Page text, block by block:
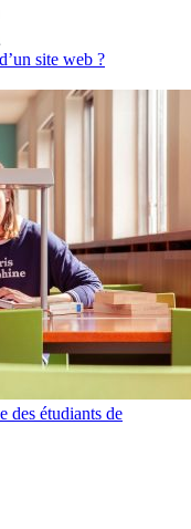
site web ?
des étudiants de